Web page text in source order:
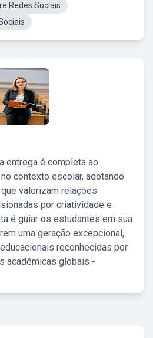
Redes Sociais
entrega é completa ao
contexto escolar, adotando
valorizam relações
por criatividade e
é guiar os estudantes em sua
uma geração excepcional,
reconhecidas por
acadêmicas globais -